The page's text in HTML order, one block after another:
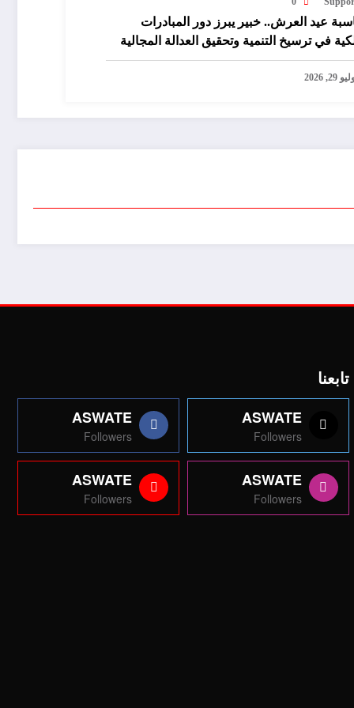
عيد العرش.. خبير يبرز دور المبادرات
في ترسيخ التنمية وتحقيق العدالة المجالية
29, 2026
تابعنا
ASWATE
Followers
ASWATE
Followers
ASWATE
Followers
ASWATE
Followers